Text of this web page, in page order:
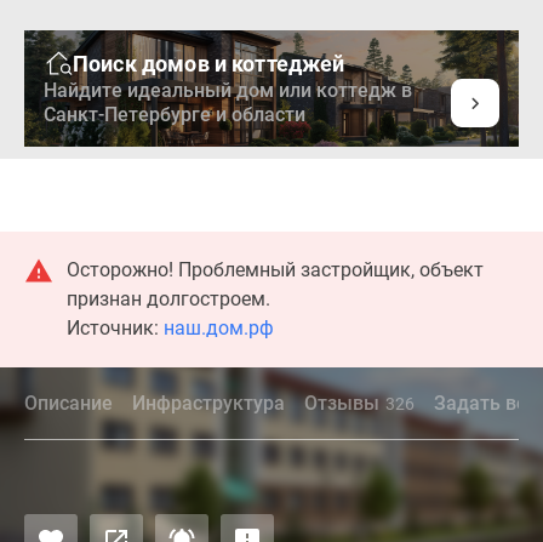
Поиск домов и коттеджей
Найдите идеальный дом или коттедж в
Санкт-Петербурге и области
Осторожно! Проблемный застройщик, объект
признан долгостроем.
Источник: наш.дом.рф
Описание Инфраструктура Отзывы 326 Задать